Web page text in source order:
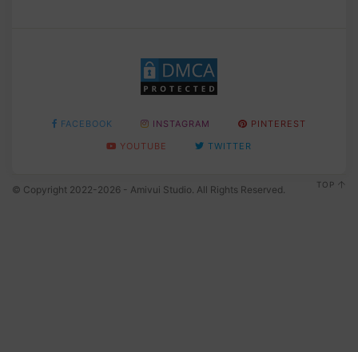
FACEBOOK INSTAGRAM
PINTEREST
YOUTUBE
TWITTER
© Copyright 2022-2026 - Amivui Studio. All Rights Reserved. TOP